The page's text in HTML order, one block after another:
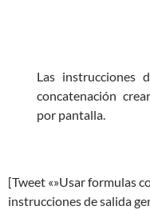
Las instrucciones
concatenación
por pantalla.
[Tweet «»Usar formulas
instrucciones de salida